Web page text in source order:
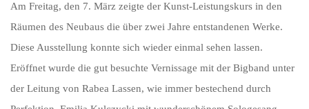
Am Freitag, den 7. März zeigte der Kunst-Leistungskurs in den
Räumen des Neubaus die über zwei Jahre entstandenen Werke.
Diese Ausstellung konnte sich wieder einmal sehen lassen.
Eröffnet wurde die gut besuchte Vernissage mit der Bigband unter
der Leitung von Rabea Lassen, wie immer bestechend durch